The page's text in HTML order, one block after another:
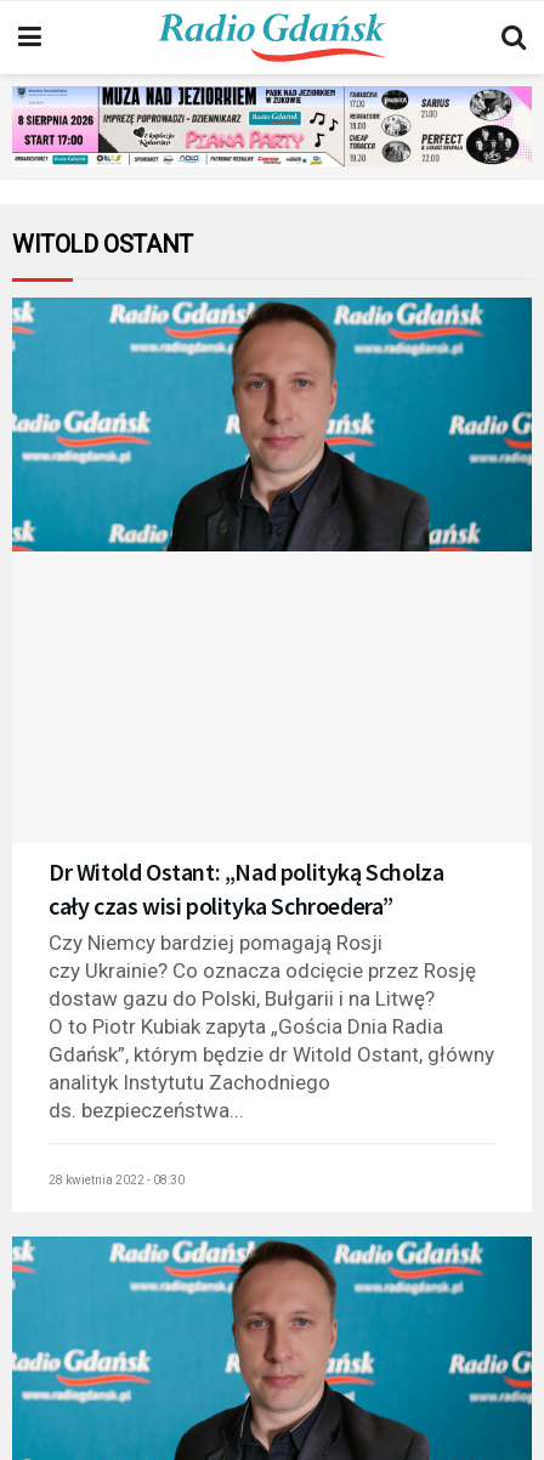
WITOLD OSTANT
Dr Witold Ostant: „Nad polityką Scholza
cały czas wisi polityka Schroedera”
Czy Niemcy bardziej pomagają Rosji
czy Ukrainie? Co oznacza odcięcie przez Rosję
dostaw gazu do Polski, Bułgarii i na Litwę?
O to Piotr Kubiak zapyta „Gościa Dnia Radia
Gdańsk”, którym będzie dr Witold Ostant, główny
analityk Instytutu Zachodniego
ds. bezpieczeństwa...
28 kwietnia 2022 - 08:30